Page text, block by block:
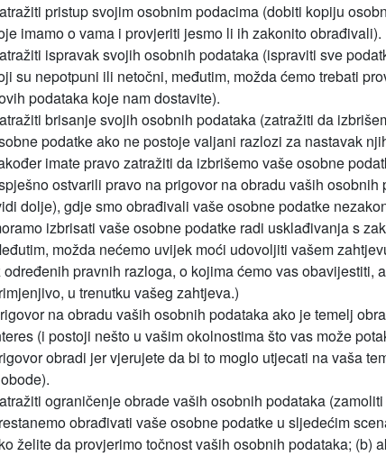
pristup svojim osobnim podacima (dobiti kopiju
imamo o vama i provjeriti jesmo li ih zakonito obrađivali).
ispravak svojih osobnih podataka (ispraviti sve
su nepotpuni ili netočni, međutim, možda ćemo trebati
podataka koje nam dostavite).
brisanje svojih osobnih podataka (zatražiti da
podatke ako ne postoje valjani razlozi za nastavak
imate pravo zatražiti da izbrišemo vaše osobne
ostvarili pravo na prigovor na obradu vaših osobnih
dolje), gdje smo obrađivali vaše osobne podatke
izbrisati vaše osobne podatke radi usklađivanja s
možda nećemo uvijek moći udovoljiti vašem
određenih pravnih razloga, o kojima ćemo vas obavijestiti,
u trenutku vašeg zahtjeva.)
na obradu vaših osobnih podataka ako je temelj
(i postoji nešto u vašim okolnostima što vas može
obradi jer vjerujete da bi to moglo utjecati na vaša
ograničenje obrade vaših osobnih podataka
obrađivati vaše osobne podatke u sljedećim
želite da provjerimo točnost vaših osobnih podataka; (b)